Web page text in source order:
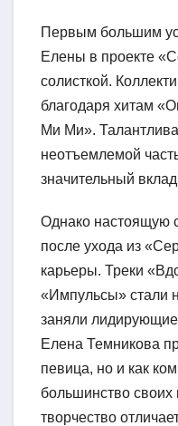
Первым большим
Елены в проекте
солисткой.
благодаря хитам
Ми Ми».
неотъемлемой
значительный
Однако настоящую
после ухода из
карьеры. Треки
«Импульсы» стали
заняли лидирующие
Елена Темникова
певица, но и как
большинство своих
творчество